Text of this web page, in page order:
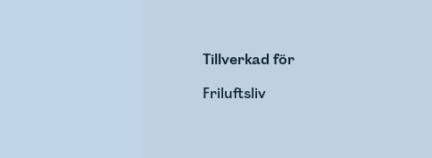
Tillverkad för
Friluftsliv